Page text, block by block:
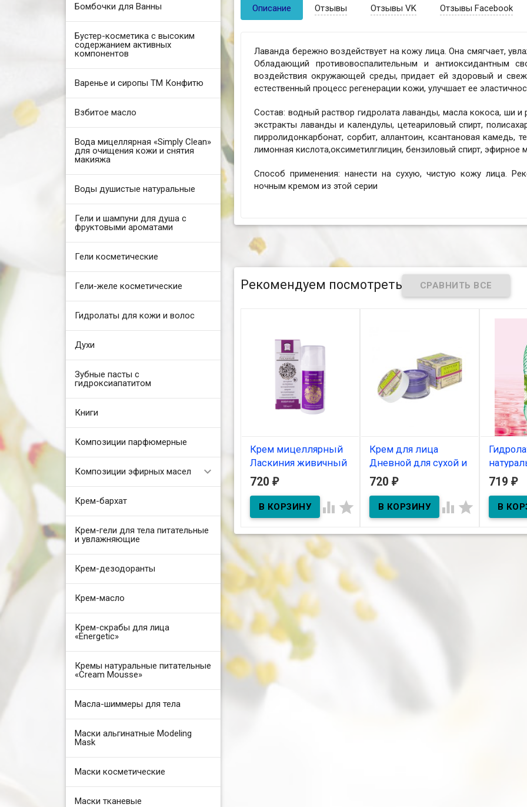
Бомбочки для Ванны
Бустер-косметика с высоким
содержанием активных
компонентов
Варенье и сиропы ТМ Конфитю
Взбитое масло
Вода мицеллярная «Simply Clean»
для очищения кожи и снятия
макияжа
Воды душистые натуральные
Гели и шампуни для душа с
фруктовыми ароматами
Гели косметические
Гели-желе косметические
Гидролаты для кожи и волос
Духи
Зубные пасты с
гидроксиапатитом
Книги
Композиции парфюмерные
Композиции эфирных масел
Крем-бархат
Крем-гели для тела питательные
и увлажняющие
Крем-дезодоранты
Крем-масло
Крем-скрабы для лица
«Energetic»
Кремы натуральные питательные
«Cream Mousse»
Масла-шиммеры для тела
Маски альгинатные Modeling
Mask
Маски косметические
Маски тканевые
Описание Отзывы Отзывы VK Отзывы Facebook
Лаванда бережно воздействует на кожу лица. Она смягчает,
Обладающий противовоспалительным и антиоксидантным
воздействия окружающей среды, придает ей здоровый и
естественный процесс регенерации кожи, улучшает ее
Состав: водный раствор гидролата лаванды, масла кокоса, ши и
экстракты лаванды и календулы, цетеариловый спирт,
пирролидонкарбонат, сорбит, аллантоин, ксантановая камедь,
лимонная кислота,оксиметилглицин, бензиловый спирт, эфирное
Способ применения: нанести на сухую, чистую кожу лица.
ночным кремом из этой серии
Рекомендуем посмотреть
Крем мицеллярный
Ласкиния живичный
100 мл
В наличии
720 ₽
 
Крем для лица
Дневной для сухой и
чувствительной
720 ₽
 
дерево
В
Гидролат
склонной
719 ₽